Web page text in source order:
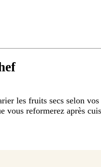
les fruits secs selon
vous reformerez après